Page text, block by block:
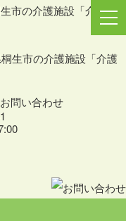
市の介護施設「介護ク
問い合わせ